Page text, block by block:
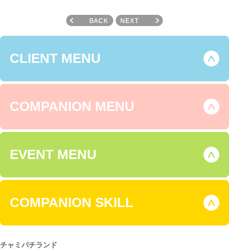
CLIENT MENU
COMPANION MENU
EVENT MENU
COMPANION SKILL
チャミパチランド